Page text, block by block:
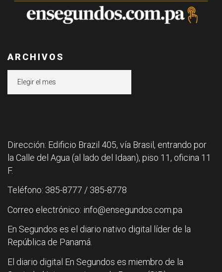
ARCHIVOS
Dirección: Edificio Brazil 405, vía Brasil, entrando por
la Calle del Agua (al lado del Idaan), piso 11, oficina 11
F.
Teléfono: 385-8777 / 385-8778
Correo electrónico: info@ensegundos.com.pa
En Segundos es el diario nativo digital líder de la
República de Panamá.
El diario digital En Segundos es miembro de la